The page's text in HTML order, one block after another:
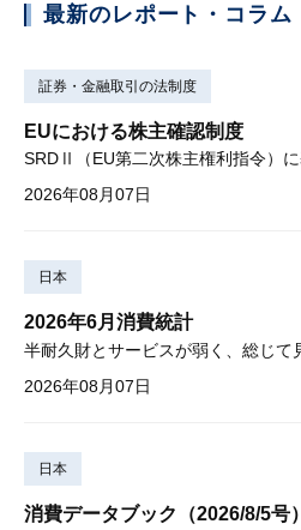
最新のレポート・コラム
証券・金融取引の法制度
EUにおける株主確認制度
2026年08月07日
日本
2026年6月消費統計
2026年08月07日
日本
消費データブック（2026/8/5号）